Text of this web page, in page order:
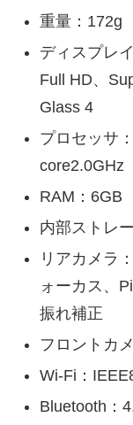
重量：172g
ディスプレ
Full HD、
Glass 4
プロセッサ
core2.0GHz
RAM：6GB
内部ストレ
リアカメラ
ォーカス、
振れ補正
フロントカ
Wi-Fi：
Bluetooth：